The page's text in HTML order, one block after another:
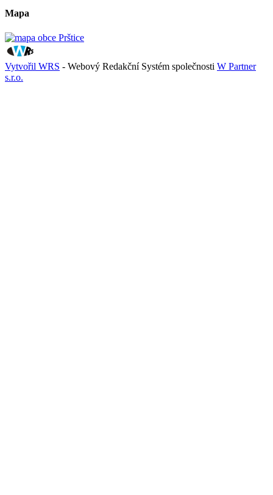
Mapa
Vytvořil WRS - Webový Redakční Systém společnosti W Partner
s.r.o.